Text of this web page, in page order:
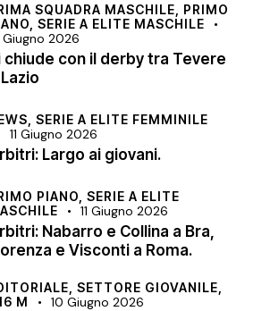
SQUADRA MASCHILE, PRIMO
SERIE A ELITE MASCHILE
Giugno 2026
chiude con il derby tra Tevere
SERIE A ELITE FEMMINILE
11 Giugno 2026
Largo ai giovani.
PIANO, SERIE A ELITE
11 Giugno 2026
Nabarro e Collina a Bra,
e Visconti a Roma.
SETTORE GIOVANILE,
M
10 Giugno 2026